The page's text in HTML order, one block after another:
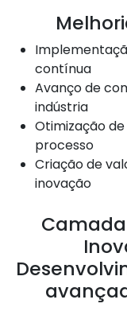
contínua
Avanço de
indústria
Otimização
processo
Criação de
inovação